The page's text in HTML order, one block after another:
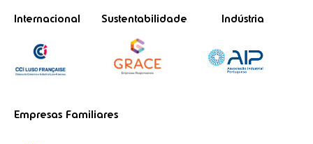
Internacional Sustentabilidade Indústria
Empresas Familiares